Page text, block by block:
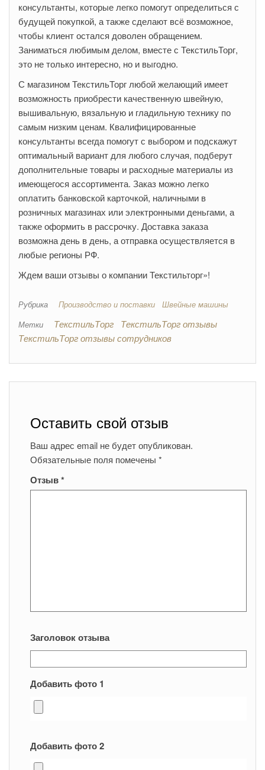
консультанты, которые легко помогут определиться с
будущей покупкой, а также сделают всё возможное,
чтобы клиент остался доволен обращением.
Заниматься любимым делом, вместе с ТекстильТорг,
это не только интересно, но и выгодно.
С магазином ТекстильТорг любой желающий имеет
возможность приобрести качественную швейную,
вышивальную, вязальную и гладильную технику по
самым низким ценам. Квалифицированные
консультанты всегда помогут с выбором и подскажут
оптимальный вариант для любого случая, подберут
дополнительные товары и расходные материалы из
имеющегося ассортимента. Заказ можно легко
оплатить банковской карточкой, наличными в
розничных магазинах или электронными деньгами, а
также оформить в рассрочку. Доставка заказа
возможна день в день, а отправка осуществляется в
любые регионы РФ.
Ждем ваши отзывы о компании Текстильторг»!
Рубрика Производство и поставки
Швейные машины
Метки
ТекстильТорг
ТекстильТорг отзывы
ТекстильТорг отзывы сотрудников
Оставить свой отзыв
Ваш адрес email не будет опубликован.
Обязательные поля помечены *
Отзыв*
Заголовок отзыва
Добавить фото 1
Добавить фото 2